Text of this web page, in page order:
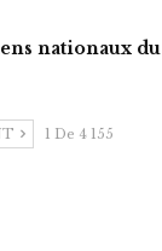
nationaux
1 De 4 155